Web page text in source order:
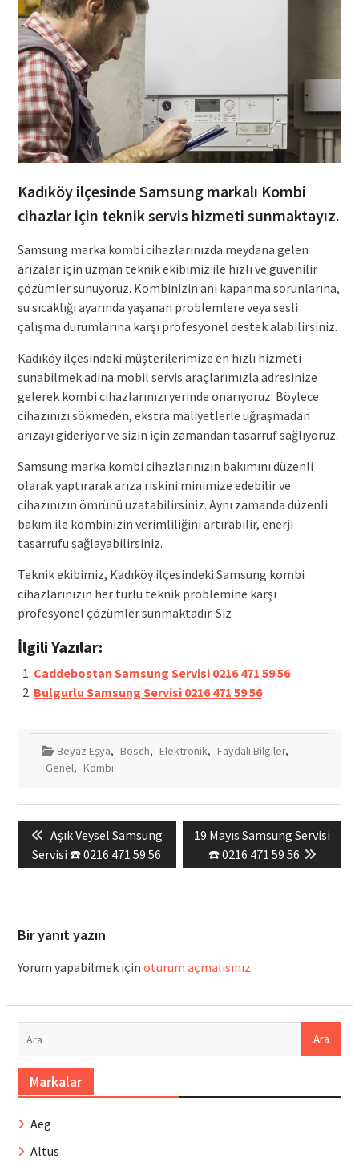
Kadıköy ilçesinde Samsung markalı Kombi
cihazlar için teknik servis hizmeti sunmaktayız.
Samsung marka kombi cihazlarınızda meydana gelen
arızalar için uzman teknik ekibimiz ile hızlı ve güvenilir
çözümler sunuyoruz. Kombinizin ani kapanma sorunlarına,
su sıcaklığı ayarında yaşanan problemlere veya sesli
çalışma durumlarına karşı profesyonel destek alabilirsiniz.
Kadıköy ilçesindeki müşterilerimize en hızlı hizmeti
sunabilmek adına mobil servis araçlarımızla adresinize
gelerek kombi cihazlarınızı yerinde onarıyoruz. Böylece
cihazınızı sökmeden, ekstra maliyetlerle uğraşmadan
arızayı gideriyor ve sizin için zamandan tasarruf sağlıyoruz.
Samsung marka kombi cihazlarınızın bakımını düzenli
olarak yaptırarak arıza riskini minimize edebilir ve
cihazınızın ömrünü uzatabilirsiniz. Aynı zamanda düzenli
bakım ile kombinizin verimliliğini artırabilir, enerji
tasarrufu sağlayabilirsiniz.
Teknik ekibimiz, Kadıköy ilçesindeki Samsung kombi
cihazlarınızın her türlü teknik problemine karşı
profesyonel çözümler sunmaktadır. Siz
İlgili Yazılar:
Caddebostan Samsung Servisi 0216 471 59 56
Bulgurlu Samsung Servisi 0216 471 59 56
Beyaz Eşya, Bosch, Elektronik, Faydalı Bilgiler,
Genel, Kombi
Yazı
gezinmesi
Previous
post:
Aşık Veysel Samsung
Servisi ☎️ 0216 471 59 56
Next
post:
19 Mayıs Samsung Servisi
☎️ 0216 471 59 56
Bir yanıt yazın
Yorum yapabilmek için oturum açmalısınız.
Markalar
Aeg
Altus